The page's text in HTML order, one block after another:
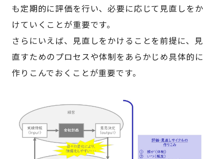
も定期的に評価を行い、必要に応じて見直しをか
けていくことが重要です。
さらにいえば、見直しをかけることを前提に、見
直すためのプロセスや体制をあらかじめ具体的に
作りこんでおくことが重要です。